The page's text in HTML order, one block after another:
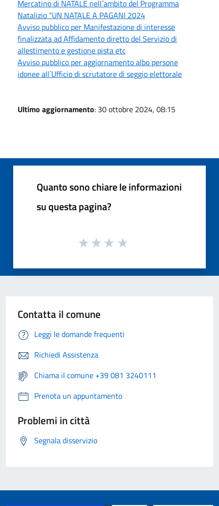
Mercatino di NATALE nell´ambito del Programma
Natalizio “UN NATALE A PAGANI 2024
Avviso pubblico per Manifestazione di interesse
finalizzata ad Affidamento diretto del Servizio di
allestimento e gestione pista etc
Avviso pubblico per aggiornamento albo persone
idonee all´Ufficio di scrutatore di seggio elettorale
Ultimo aggiornamento: 30 ottobre 2024, 08:15
Quanto sono chiare le informazioni
su questa pagina?
Contatta il comune
Leggi le domande frequenti
Richiedi Assistenza
Chiama il comune +39 081 3240111
Prenota un appuntamento
Problemi in città
Segnala disservizio